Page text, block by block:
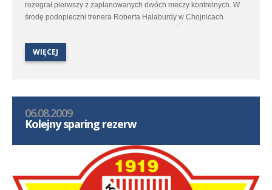
rozegrał pierwszy z zaplanowanych dwóch meczy kontrelnych. W
środę podopieczni trenera Roberta Halaburdy w Chojnicach
Pomorskiej Lidze Juniorów Starszych. Po bardzo dobrym występie
nasi zawodnicy pewnie pokonali gospodarzy 5:2.
WIĘCEJ
06.08.2009
Kolejny sparing rezerw